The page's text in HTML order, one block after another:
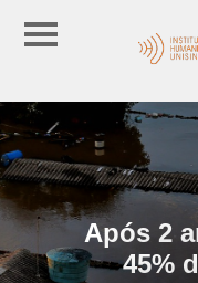
Após 2
45%